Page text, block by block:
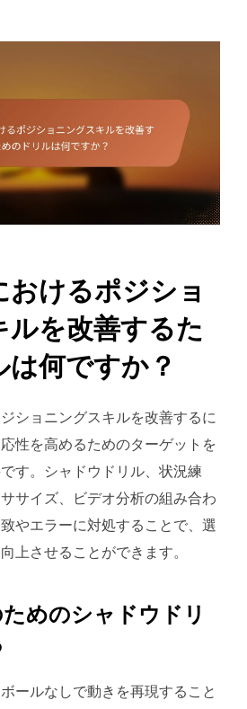
けるポジショ
ルを改善するた
何ですか？
ショニングスキルを改善するに
性を高めるためのターゲットを
す。シャドウドリル、状況練
サイズ、ビデオ分析の組み合わ
やエラーに対処することで、選
上させることができます。
めのシャドウドリ
ールなしで動きを再現すること